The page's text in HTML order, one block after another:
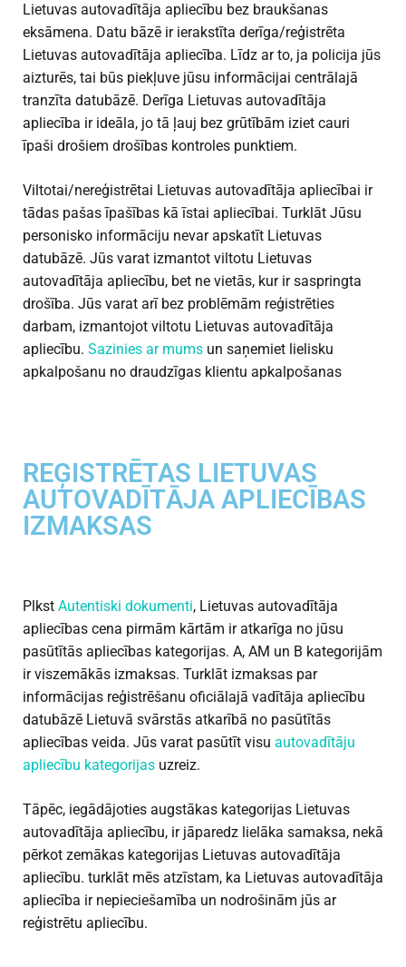
Lietuvas autovadītāja apliecību bez braukšanas
eksāmena. Datu bāzē ir ierakstīta derīga/reģistrēta
Lietuvas autovadītāja apliecība. Līdz ar to, ja policija jūs
aizturēs, tai būs piekļuve jūsu informācijai centrālajā
tranzīta datubāzē. Derīga Lietuvas autovadītāja
apliecība ir ideāla, jo tā ļauj bez grūtībām iziet cauri
īpaši drošiem drošības kontroles punktiem.
Viltotai/nereģistrētai Lietuvas autovadītāja apliecībai ir
tādas pašas īpašības kā īstai apliecībai. Turklāt Jūsu
personisko informāciju nevar apskatīt Lietuvas
datubāzē. Jūs varat izmantot viltotu Lietuvas
autovadītāja apliecību, bet ne vietās, kur ir saspringta
drošība. Jūs varat arī bez problēmām reģistrēties
darbam, izmantojot viltotu Lietuvas autovadītāja
apliecību. Sazinies ar mums un saņemiet lielisku
apkalpošanu no draudzīgas klientu apkalpošanas
REĢISTRĒTAS LIETUVAS
AUTOVADĪTĀJA APLIECĪBAS
IZMAKSAS
Plkst Autentiski dokumenti, Lietuvas autovadītāja
apliecības cena pirmām kārtām ir atkarīga no jūsu
pasūtītās apliecības kategorijas. A, AM un B kategorijām
ir viszemākās izmaksas. Turklāt izmaksas par
informācijas reģistrēšanu oficiālajā vadītāja apliecību
datubāzē Lietuvā svārstās atkarībā no pasūtītās
apliecības veida. Jūs varat pasūtīt visu autovadītāju
apliecību kategorijas uzreiz.
Tāpēc, iegādājoties augstākas kategorijas Lietuvas
autovadītāja apliecību, ir jāparedz lielāka samaksa, nekā
pērkot zemākas kategorijas Lietuvas autovadītāja
apliecību. turklāt mēs atzīstam, ka Lietuvas autovadītāja
apliecība ir nepieciešamība un nodrošinām jūs ar
reģistrētu apliecību.